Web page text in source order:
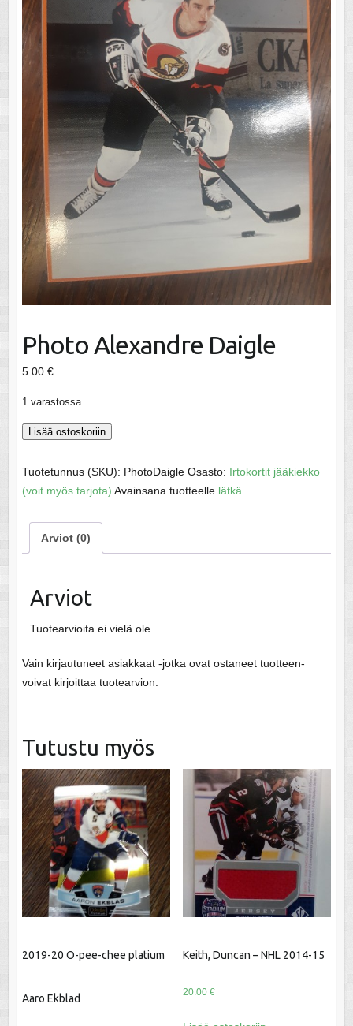
Photo Alexandre Daigle
5.00 €
1 varastossa
Photo
Daigle
määrä
Lisää ostoskoriin
Tuotetunnus (SKU): PhotoDaigle Osasto: Irtokortit jääkiekko
(voit myös tarjota) Avainsana tuotteelle lätkä
Arviot (0)
Arviot
Tuotearvioita ei vielä ole.
Vain kirjautuneet asiakkaat -jotka ovat ostaneet tuotteen-
voivat kirjoittaa tuotearvion.
Tutustu myös
2019-20 O-pee-chee platium
Aaro Ekblad
Keith, Duncan – NHL 2014-15
20.00 €